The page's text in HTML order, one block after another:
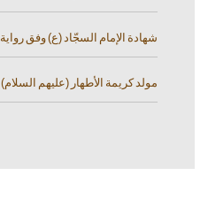
شهادة الإمام السجّاد (ع) وفق رواية
مولد كريمة الأطهار (عليهم السلام)